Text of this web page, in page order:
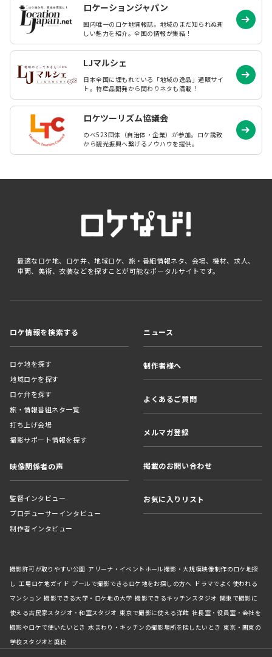
ロケーションジャパン
国内唯一のロケ地情報誌。地域のまだ知られぬ新
しい魅力を紹介。全国の情報が集結！
LJマルシェ
日本全国に埋もれている「地域の逸品」通販サイ
ト。特産品開発から関わりネタも満載！
ロケツーリズム協議会
のべ523団体（自治体・企業）が参加。ロケ誘致
から観光振興へ繋げるノウハウを提供。
最適なロケ地、ロケ弁、地域ロケ、旅・番組情報ネタ、会場、機材、求人、
車両、美術、衣装などを探すことが可能なポータルサイトです。
ロケ情報を検索する
ロケ地を探す
地域ロケを探す
ロケ弁を探す
旅・情報番組ネタ一覧
打ち上げ会場
撮影サポート情報を探す
映像関係者の声
監督インタビュー
プロデューサーインタビュー
制作者インタビュー
ニュース
制作者様へ
よくあるご質問
メルマガ登録
掲載のお問い合わせ
お気に入りリスト
撮影許可が取りやすい公園 アリーナ・イベントホール撮影・大規模映像制作のロケ地探
し 工場ロケ地ガイド プールで撮影できるロケ地をお探しの方へ ドラマでよく使われる
マンション 撮影できる大学・ロケ地の大学 撮影できるキッチンスタジオ 関東で撮影に
使える古民家スタジオ・和室スタジオ 東京で撮影に使える洋館 社長室・役員室・会社を
撮影やロケで使いたいとき 水まわり・キッチンの撮影場所を探したいとき 東京・関東の
学校スタジオと廃校